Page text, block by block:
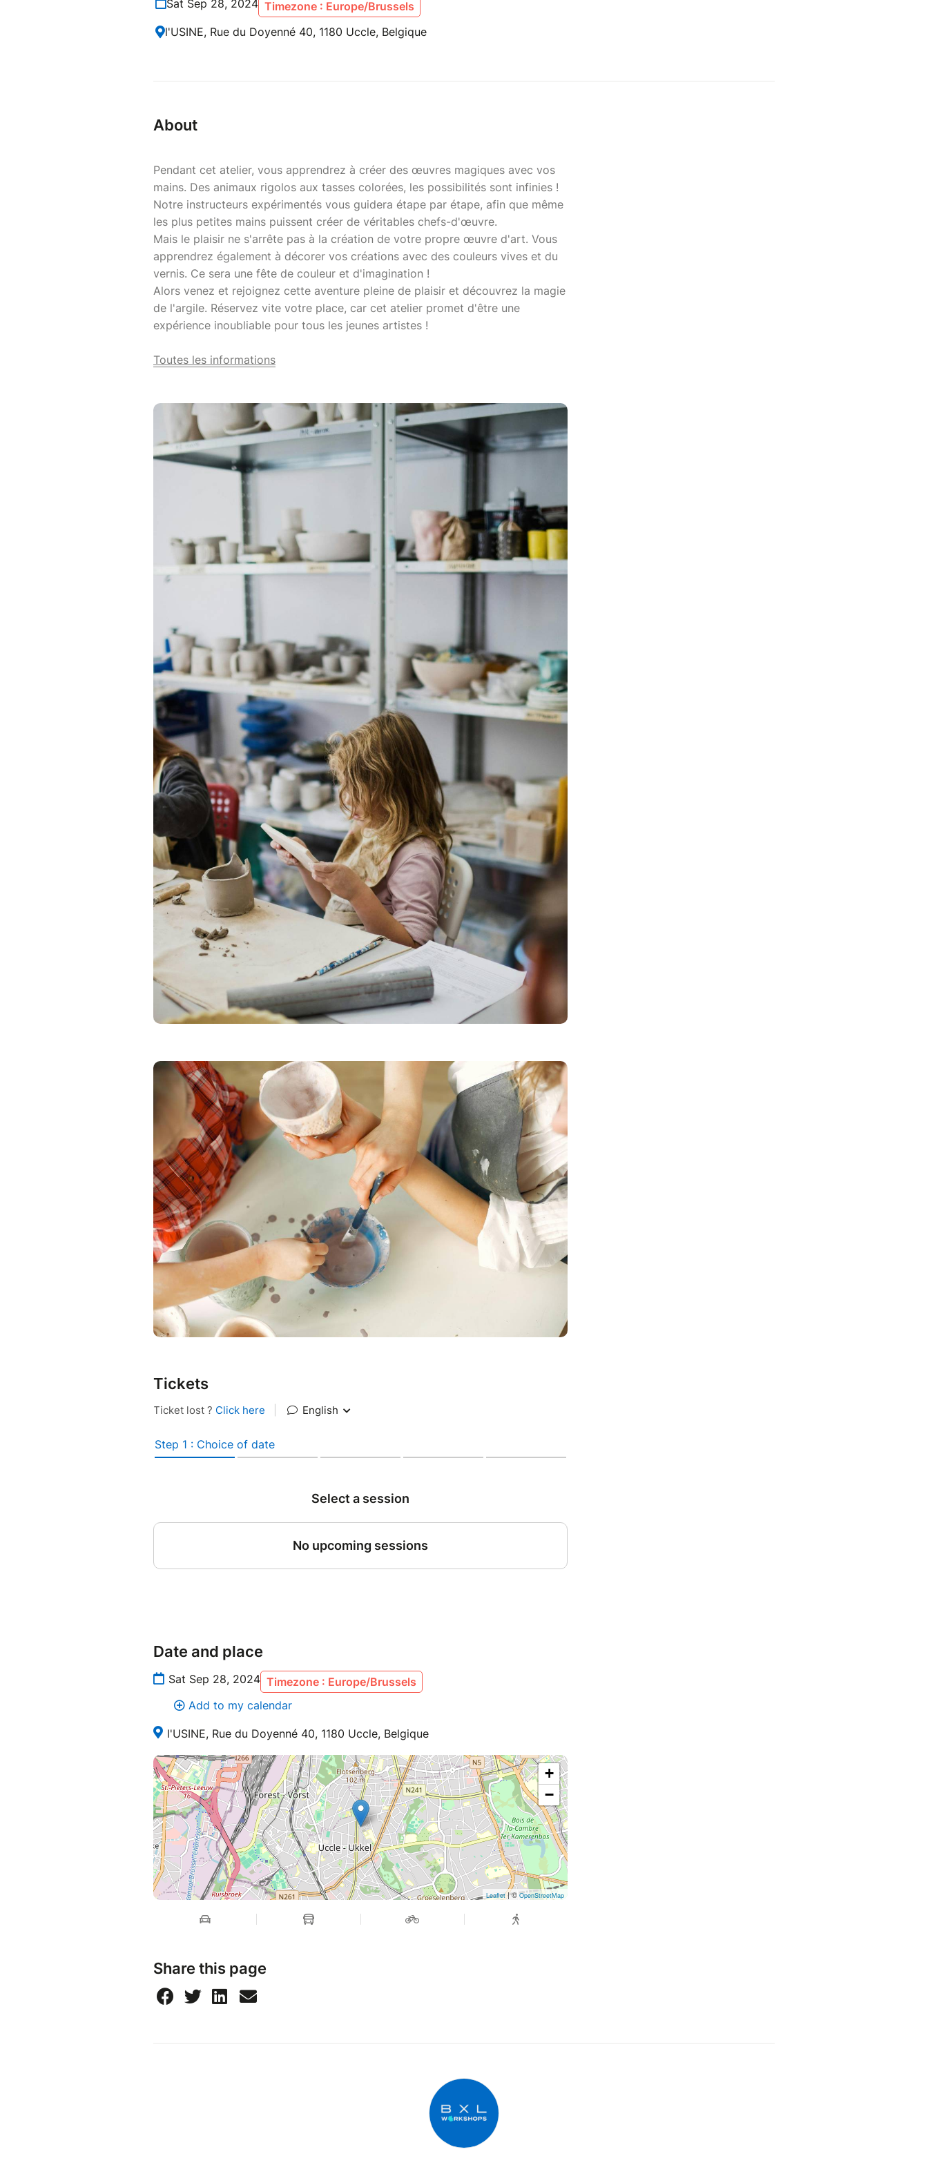
Sat Sep 28, 2024 Timezone : Europe/Brussels
l'USINE, Rue du Doyenné 40, 1180 Uccle, Belgique
About
Pendant cet atelier, vous apprendrez à créer des œuvres magiques avec vos
mains. Des animaux rigolos aux tasses colorées, les possibilités sont infinies !
Notre instructeurs expérimentés vous guidera étape par étape, afin que même
les plus petites mains puissent créer de véritables chefs-d'œuvre.
Mais le plaisir ne s'arrête pas à la création de votre propre œuvre d'art. Vous
apprendrez également à décorer vos créations avec des couleurs vives et du
vernis. Ce sera une fête de couleur et d'imagination !
Alors venez et rejoignez cette aventure pleine de plaisir et découvrez la magie
de l'argile. Réservez vite votre place, car cet atelier promet d'être une
expérience inoubliable pour tous les jeunes artistes !
Toutes les informations
Tickets
Date and place
Sat Sep 28, 2024 Timezone : Europe/Brussels
Add to my calendar
l'USINE, Rue du Doyenné 40, 1180 Uccle, Belgique
+
−
Leaflet| © OpenStreetMap
Share this page